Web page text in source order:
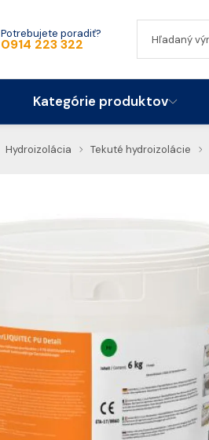
Potrebujete poradiť?
0914 223 322
Kategórie produktov
Hydroizolácia Tekuté hydroizolácie